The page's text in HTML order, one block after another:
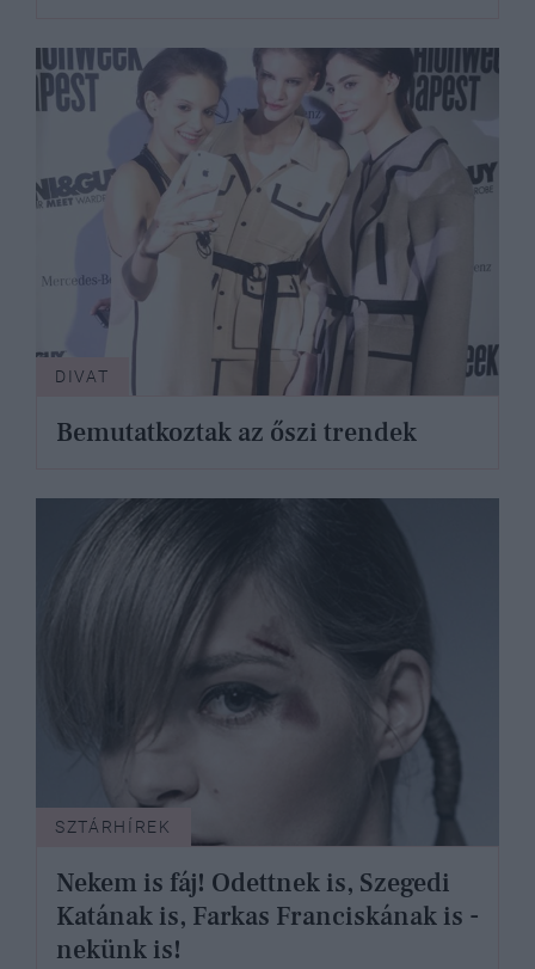
DIVAT
Bemutatkoztak az őszi trendek
SZTÁRHÍREK
Nekem is fáj! Odettnek is, Szegedi
Katának is, Farkas Franciskának is -
nekünk is!